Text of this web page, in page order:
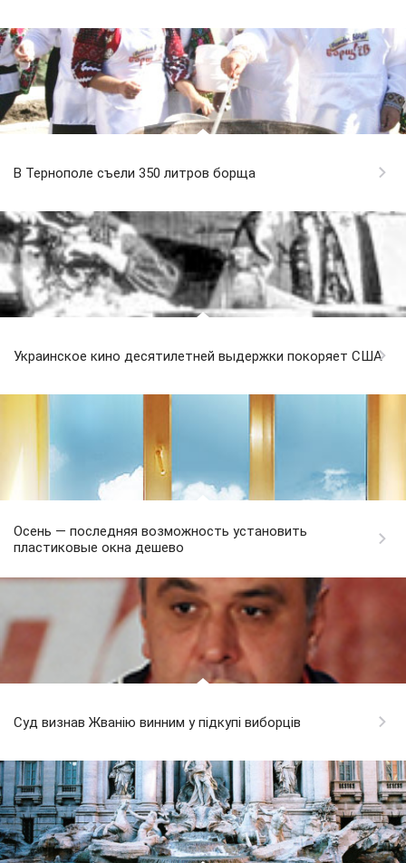
В Тернополе съели 350 литров борща
Украинское кино десятилетней выдержки покоряет США
Осень — последняя возможность установить
пластиковые окна дешево
Cуд визнав Жванію винним у підкупі виборців